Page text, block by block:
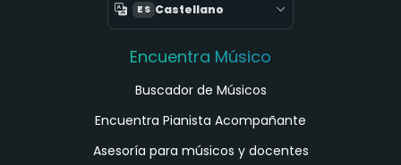
ES Castellano
Encuentra Músico
Buscador de Músicos
Encuentra Pianista Acompañante
Asesoría para músicos y docentes